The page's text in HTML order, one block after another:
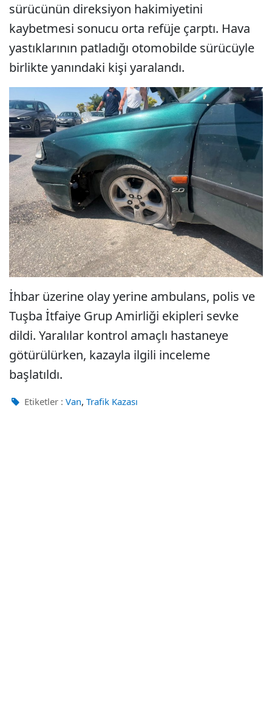
sürücünün direksiyon hakimiyetini
kaybetmesi sonucu orta refüje çarptı. Hava
yastıklarının patladığı otomobilde sürücüyle
birlikte yanındaki kişi yaralandı.
İhbar üzerine olay yerine ambulans, polis ve
Tuşba İtfaiye Grup Amirliği ekipleri sevke
dildi. Yaralılar kontrol amaçlı hastaneye
götürülürken, kazayla ilgili inceleme
başlatıldı.
Etiketler : Van, Trafik Kazası